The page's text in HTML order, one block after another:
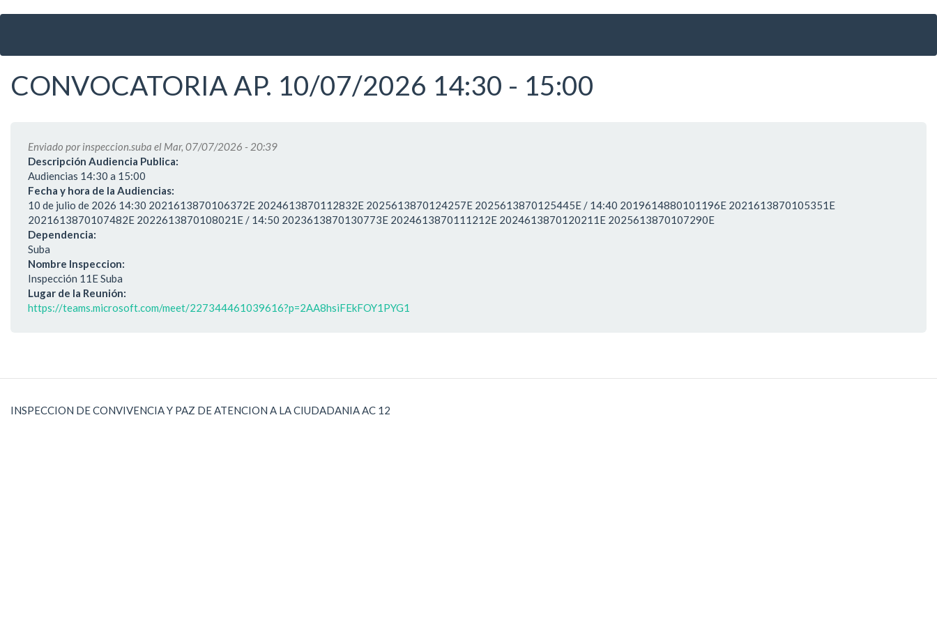
CONVOCATORIA AP. 10/07/2026 14:30 - 15:00
Enviado porinspeccion.suba el Mar, 07/07/2026 - 20:39
Descripción Audiencia Publica:
Audiencias 14:30 a 15:00
Fecha y hora de la Audiencias:
10 de julio de 2026 14:30 2021613870106372E 2024613870112832E 2025613870124257E 2025613870125445E / 14:40 2019614880101196E 2021613870105351E
2021613870107482E 2022613870108021E / 14:50 2023613870130773E 2024613870111212E 2024613870120211E 2025613870107290E
Dependencia:
Suba
Nombre Inspeccion:
Inspección 11E Suba
Lugar de la Reunión:
https://teams.microsoft.com/meet/227344461039616?p=2AA8hsiFEkFOY1PYG1
INSPECCION DE CONVIVENCIA Y PAZ DE ATENCION A LA CIUDADANIA AC 12